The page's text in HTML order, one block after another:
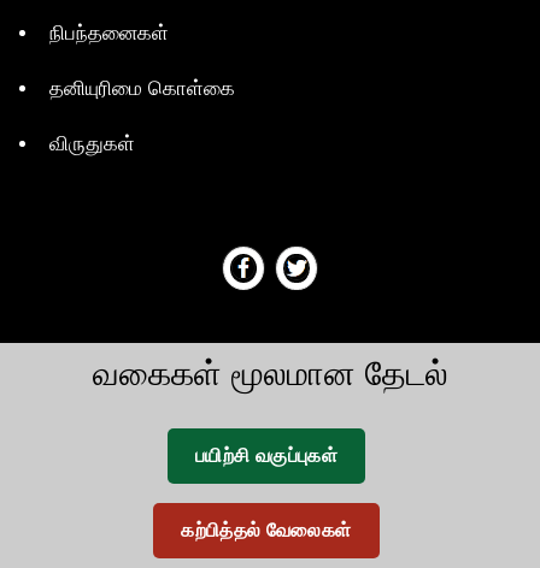
நிபந்தனைகள்
தனியுரிமை கொள்கை
விருதுகள்
வகைகள் மூலமான தேடல்
பயிற்சி வகுப்புகள்
கற்பித்தல் வேலைகள்